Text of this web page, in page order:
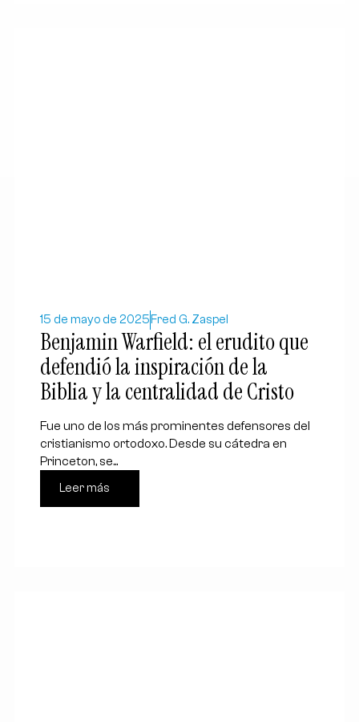
15 de mayo de 2025 Fred G. Zaspel
Benjamin Warfield: el erudito que
defendió la inspiración de la
Biblia y la centralidad de Cristo
Fue uno de los más prominentes defensores del
cristianismo ortodoxo. Desde su cátedra en
Princeton, se...
Leer más